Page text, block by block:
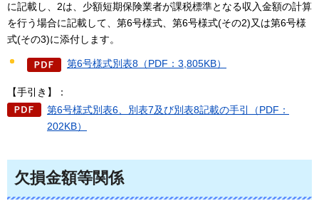
に記載し、2は、少額短期保険業者が課税標準となる収入金額の計算
を行う場合に記載して、第6号様式、第6号様式(その2)又は第6号様
式(その3)に添付します。
第6号様式別表8（PDF：3,805KB）
【手引き】：
第6号様式別表6、別表7及び別表8記載の手引（PDF：
202KB）
欠損金額等関係